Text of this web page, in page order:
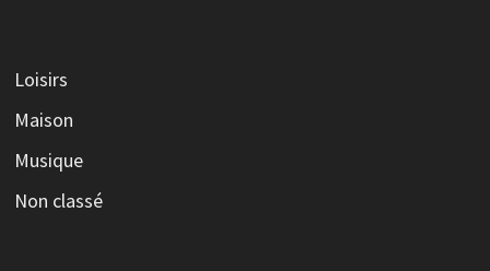
Loisirs
Maison
Musique
Non classé